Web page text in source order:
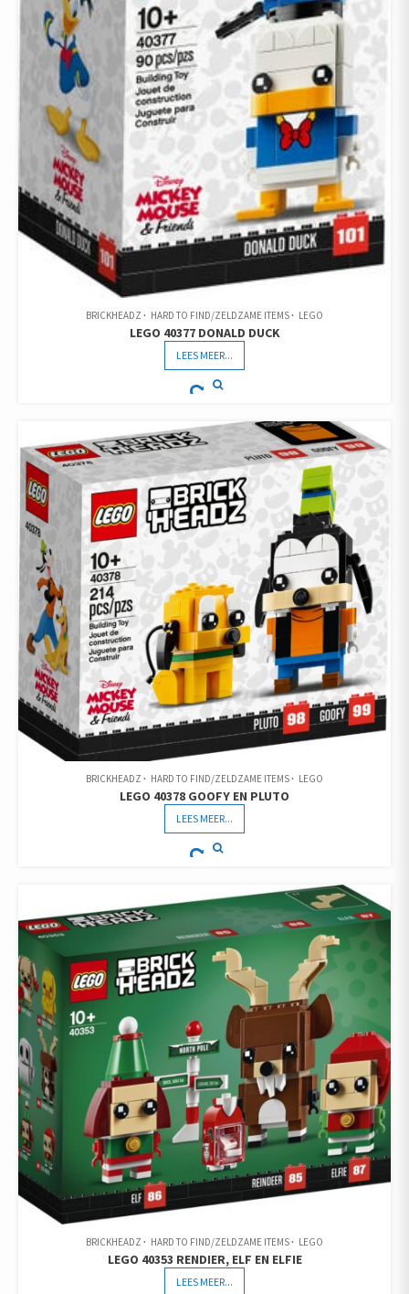
BRICKHEADZ HARD TO FIND/ZELDZAME ITEMS LEGO
LEGO 40377 DONALD DUCK
LEES MEER...
BRICKHEADZ HARD TO FIND/ZELDZAME ITEMS LEGO
LEGO 40378 GOOFY EN PLUTO
LEES MEER...
BRICKHEADZ HARD TO FIND/ZELDZAME ITEMS LEGO
LEGO 40353 RENDIER, ELF EN ELFIE
LEES MEER...